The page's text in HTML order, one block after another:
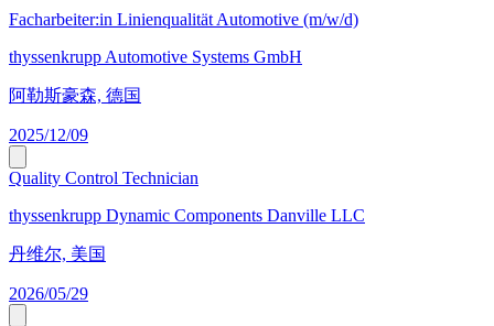
Facharbeiter:in Linienqualität Automotive (m/w/d)
thyssenkrupp Automotive Systems GmbH
阿勒斯豪森, 德国
2025/12/09
Quality Control Technician
thyssenkrupp Dynamic Components Danville LLC
丹维尔, 美国
2026/05/29